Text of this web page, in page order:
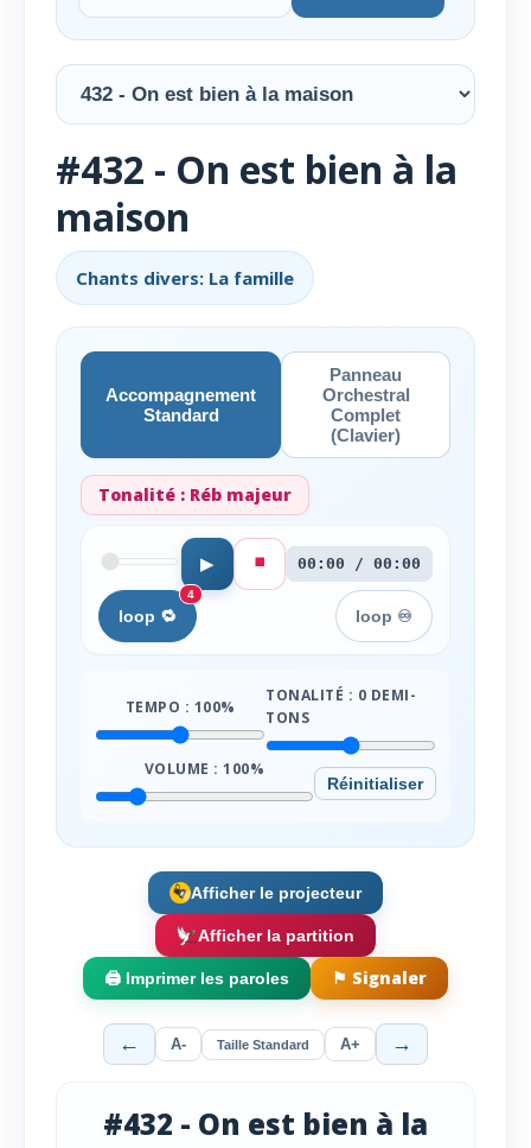
#432 - On est bien à la
maison
Chants divers: La famille
Accompagnement
Standard
Panneau
Orchestral
Complet
(Clavier)
Tonalité : Réb majeur
▶ ⏹️ 00:00 / 00:00
loop 🔁
4
loop ♾️
TEMPO : 100%
TONALITÉ : 0 DEMI-
TONS
VOLUME :100%
Réinitialiser
Afficher le projecteur
Afficher la partition
🖨️ Imprimer les paroles ⚑ Signaler
← A- Taille Standard A+ →
#432 - On est bien à la